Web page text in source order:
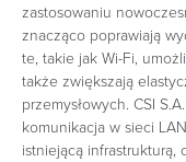
zastosowaniu
znacząco poprawiają
te, takie jak Wi-Fi,
także zwiększają
przemysłowych. CSI
komunikacja w sieci
istniejącą